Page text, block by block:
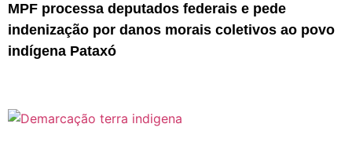
MPF processa deputados federais e pede
indenização por danos morais coletivos ao povo
indígena Pataxó